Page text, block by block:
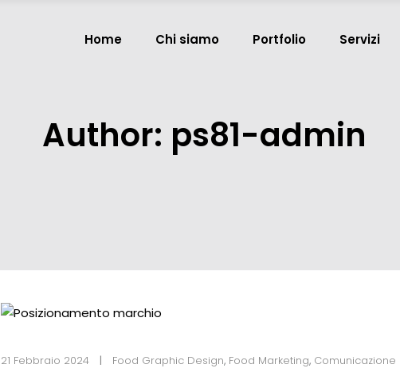
Home Chi siamo Portfolio Servizi
Author: ps81-admin
21 Febbraio 2024 Food Graphic Design, Food Marketing, Comunicazione